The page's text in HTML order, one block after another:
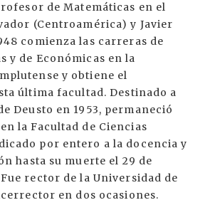
de Matemáticas en el
(Centroamérica) y Javier
comienza las carreras de
y de Económicas en la
y obtiene el
última facultad. Destinado a
Deusto en 1953, permaneció
la Facultad de Ciencias
por entero a la docencia y
hasta su muerte el 29 de
rector de la Universidad de
en dos ocasiones.